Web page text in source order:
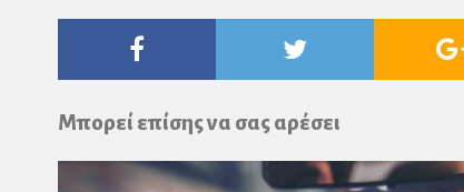
Twitter
Μπορεί επίσης να σας αρέσει